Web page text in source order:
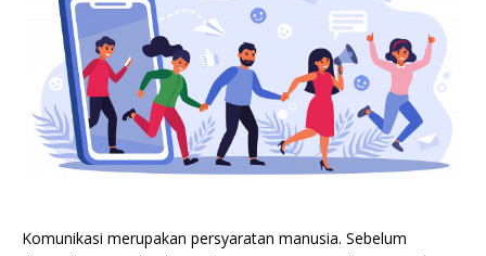
Komunikasi merupakan persyaratan manusia. Sebelum